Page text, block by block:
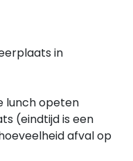
in
lunch opeten
(eindtijd is een
afval op